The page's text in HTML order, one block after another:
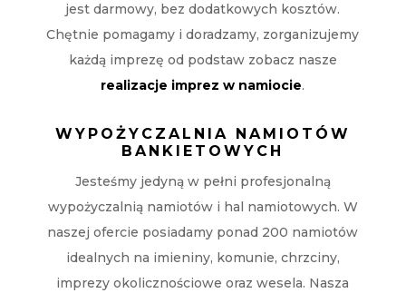
jest darmowy, bez dodatkowych kosztów.
Chętnie pomagamy i doradzamy, zorganizujemy
każdą imprezę od podstaw zobacz nasze
realizacje imprez w namiocie.
WYPOŻYCZALNIA NAMIOTÓW
BANKIETOWYCH
Jesteśmy jedyną w pełni profesjonalną
wypożyczalnią namiotów i hal namiotowych. W
naszej ofercie posiadamy ponad 200 namiotów
idealnych na imieniny, komunie, chrzciny,
imprezy okolicznościowe oraz wesela. Nasza